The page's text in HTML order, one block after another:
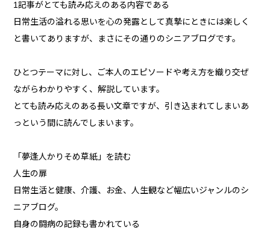
1記事がとても読み応えのある内容である
日常生活の溢れる思いを心の発露として真摯にときには楽しく
と書いてありますが、まさにその通りのシニアブログです。
ひとつテーマに対し、ご本人のエピソードや考え方を織り交ぜ
ながらわかりやすく、解説しています。
とても読み応えのある長い文章ですが、引き込まれてしまいあ
っという間に読んでしまいます。
「夢逢人かりそめ草紙」を読む
人生の扉
日常生活と健康、介護、お金、人生観など幅広いジャンルのシ
ニアブログ。
自身の闘病の記録も書かれている